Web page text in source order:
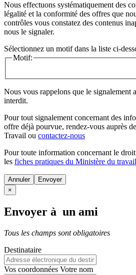
Nous effectuons systématiquement des
légalité et la conformité des offres que
contrôles vous constatez des contenus
nous le signaler.
Sélectionnez un motif dans la liste ci-
Motif:
Nous vous rappelons que le signalement
interdit.
Pour tout signalement concernant des
offre déjà pourvue, rendez-vous auprès
Travail ou contactez-nous
Pour toute information concernant le
les fiches pratiques du Ministère du travail
Annuler
×
Envoyer à un ami
Tous les champs sont obligatoires
Destinataire
Vos coordonnées Votre nom